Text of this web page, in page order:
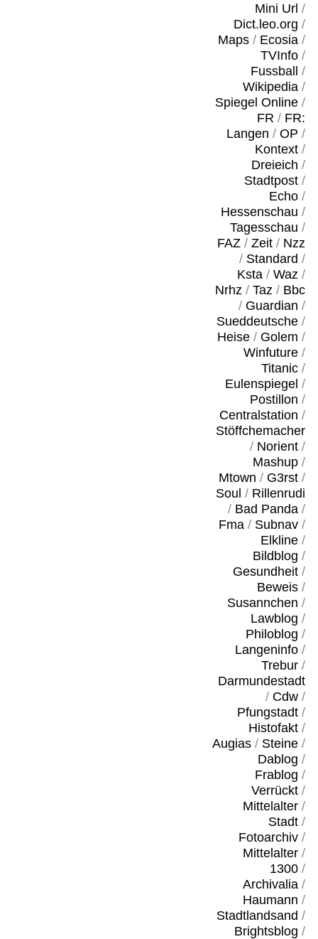
Mini Url /
Dict.leo.org /
Maps/ Ecosia/
TVInfo/
Fussball
/
Wikipedia/
Spiegel Online/
FR / FR:
Langen / OP /
Kontext/
Dreieich /
Stadtpost/
Echo/
Hessenschau /
Tagesschau /
FAZ/ Zeit/ Nzz
/ Standard /
Ksta/ Waz/
Nrhz/ Taz/ Bbc
/ Guardian /
Sueddeutsche/
Heise/ Golem /
Winfuture/
Titanic/
Eulenspiegel /
Postillon /
Centralstation /
Stöffchemacher
/ Norient/
Mashup/
Mtown / G3rst/
Soul / Rillenrudi
/ Bad Panda/
Fma/ Subnav/
Elkline/
Bildblog /
Gesundheit/
Beweis/
Susannchen /
Lawblog /
Philoblog /
Langeninfo/
Trebur/
Darmundestadt
/ Cdw/
Pfungstadt/
Histofakt/
Augias/ Steine/
Dablog /
Frablog /
Verrückt/
Mittelalter/
Stadt/
Fotoarchiv/
Mittelalter/
1300/
Archivalia/
Haumann /
Stadtlandsand /
Brightsblog /